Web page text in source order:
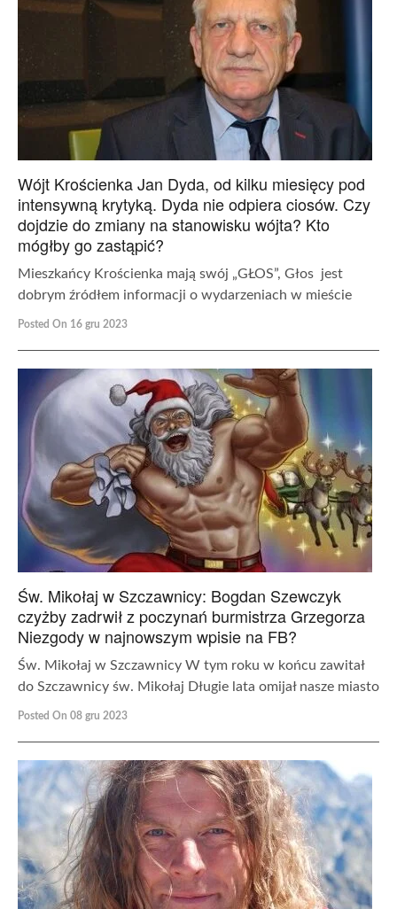
Wójt Krościenka Jan Dyda, od kilku miesięcy pod
intensywną krytyką. Dyda nie odpiera ciosów. Czy
dojdzie do zmiany na stanowisku wójta? Kto
mógłby go zastąpić?
Mieszkańcy Krościenka mają swój „GŁOS”, Głos jest
dobrym źródłem informacji o wydarzeniach w mieście
Posted On 16 gru 2023
Św. Mikołaj w Szczawnicy: Bogdan Szewczyk
czyżby zadrwił z poczynań burmistrza Grzegorza
Niezgody w najnowszym wpisie na FB?
Św. Mikołaj w Szczawnicy W tym roku w końcu zawitał
do Szczawnicy św. Mikołaj Długie lata omijał nasze miasto
Posted On 08 gru 2023